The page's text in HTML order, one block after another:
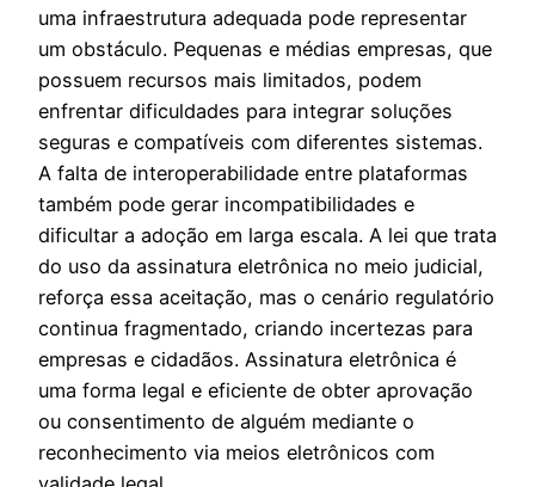
uma infraestrutura adequada pode representar
um obstáculo. Pequenas e médias empresas, que
possuem recursos mais limitados, podem
enfrentar dificuldades para integrar soluções
seguras e compatíveis com diferentes sistemas.
A falta de interoperabilidade entre plataformas
também pode gerar incompatibilidades e
dificultar a adoção em larga escala. A lei que trata
do uso da assinatura eletrônica no meio judicial,
reforça essa aceitação, mas o cenário regulatório
continua fragmentado, criando incertezas para
empresas e cidadãos. Assinatura eletrônica é
uma forma legal e eficiente de obter aprovação
ou consentimento de alguém mediante o
reconhecimento via meios eletrônicos com